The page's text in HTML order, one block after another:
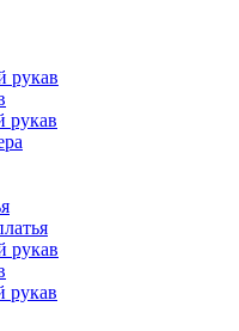
рукав
рукав
рукав
рукав